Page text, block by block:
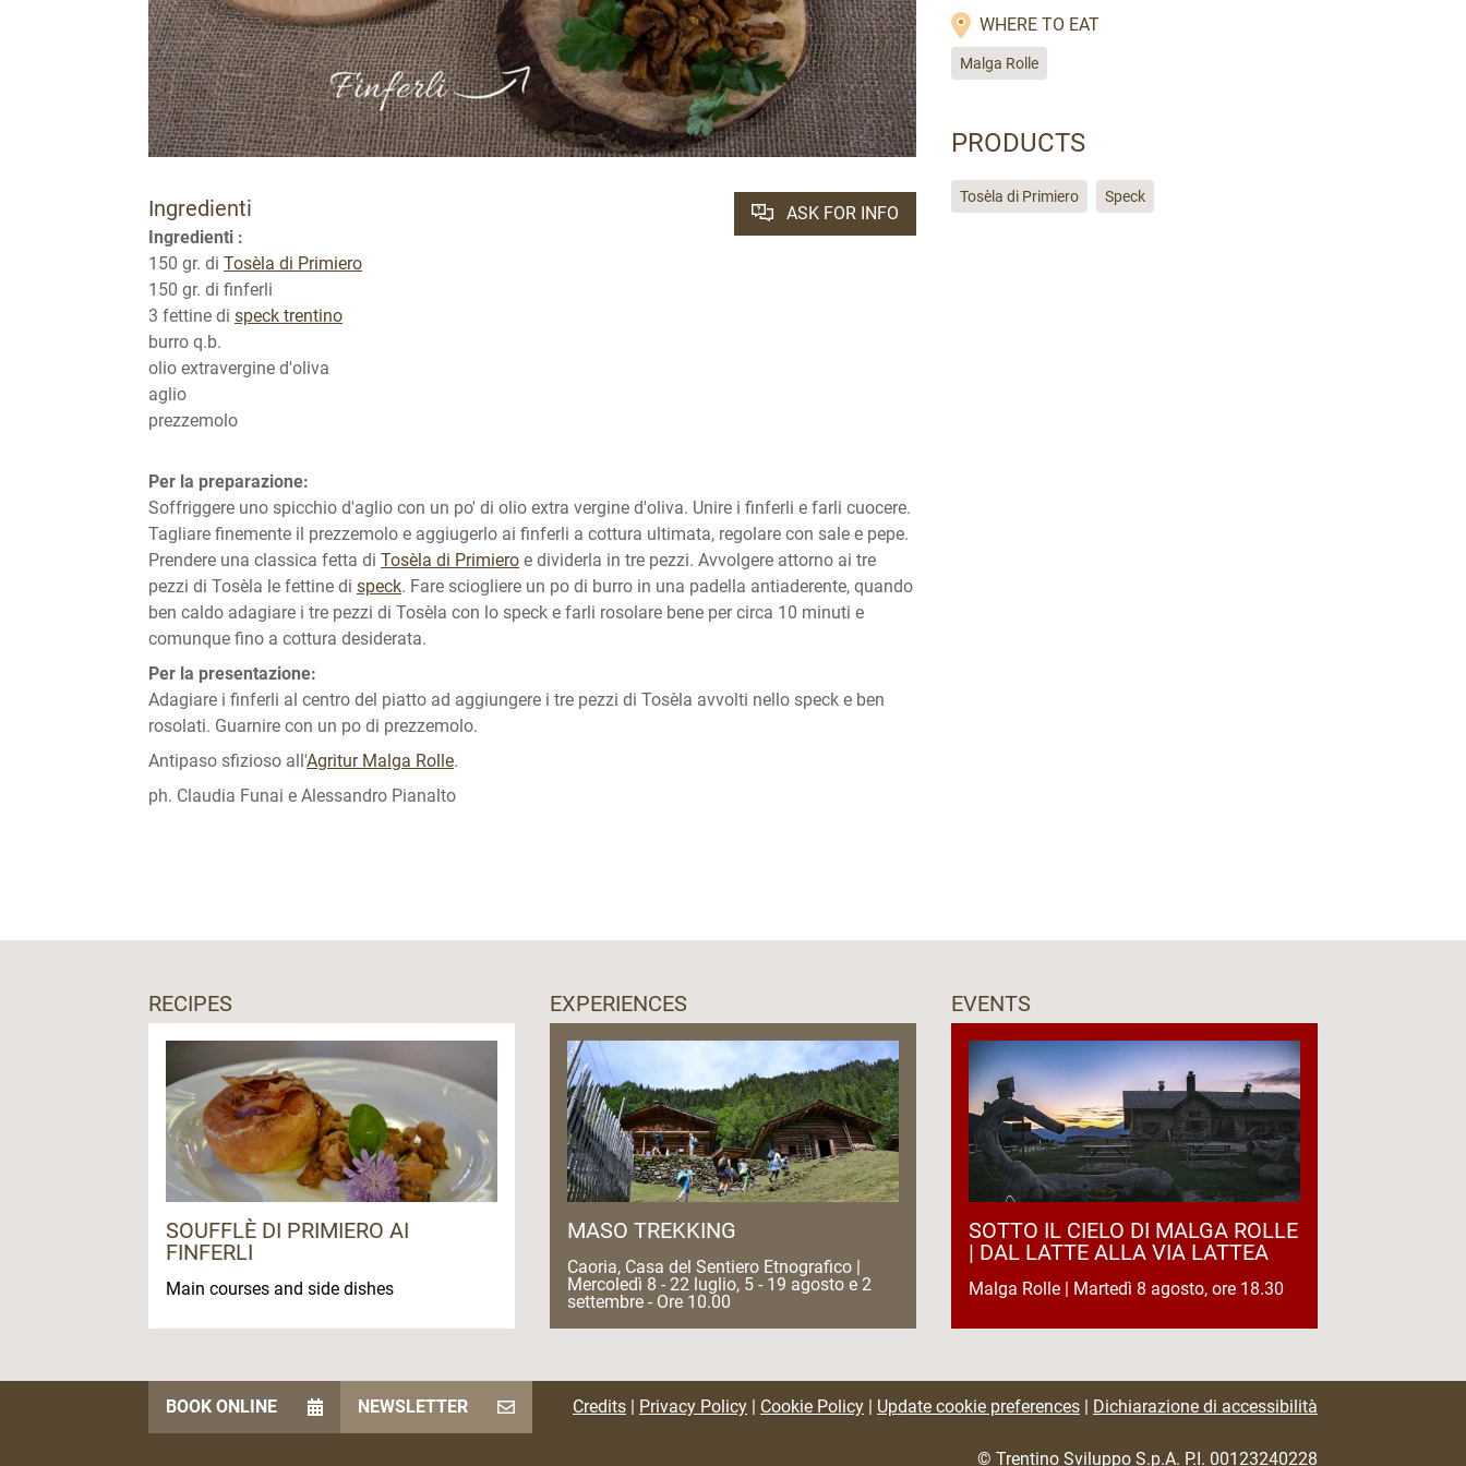
Ingredienti
Ingredienti :
150 gr. di Tosèla di Primiero
150 gr. di finferli
3 fettine di speck trentino
burro q.b.
olio extravergine d'oliva
aglio
prezzemolo
ASK FOR INFO
Per la preparazione:
Soffriggere uno spicchio d'aglio con un po' di olio extra vergine d'oliva. Unire i finferli e farli cuocere.
Tagliare finemente il prezzemolo e aggiugerlo ai finferli a cottura ultimata, regolare con sale e pepe.
Prendere una classica fetta di Tosèla di Primiero e dividerla in tre pezzi. Avvolgere attorno ai tre
pezzi di Tosèla le fettine di speck. Fare sciogliere un po di burro in una padella antiaderente, quando
ben caldo adagiare i tre pezzi di Tosèla con lo speck e farli rosolare bene per circa 10 minuti e
comunque fino a cottura desiderata.
Per la presentazione:
Adagiare i finferli al centro del piatto ad aggiungere i tre pezzi di Tosèla avvolti nello speck e ben
rosolati. Guarnire con un po di prezzemolo.
Antipaso sfizioso all'Agritur Malga Rolle.
ph. Claudia Funai e Alessandro Pianalto
WHERE TO EAT
Malga Rolle
PRODUCTS
Tosèla di Primiero Speck
RECIPES
SOUFFLÈ DI PRIMIERO AI
FINFERLI
Main courses and side dishes
EXPERIENCES
MASO TREKKING
Caoria, Casa del Sentiero Etnografico |
Mercoledì 8 - 22 luglio, 5 - 19 agosto e 2
settembre - Ore 10.00
EVENTS
SOTTO IL CIELO DI MALGA ROLLE
| DAL LATTE ALLA VIA LATTEA
Malga Rolle | Martedì 8 agosto, ore 18.30
BOOK ONLINE NEWSLETTER Credits Privacy Policy Cookie Policy Update cookie preferences Dichiarazione di accessibilità
© Trentino Sviluppo S.p.A. P.I. 00123240228